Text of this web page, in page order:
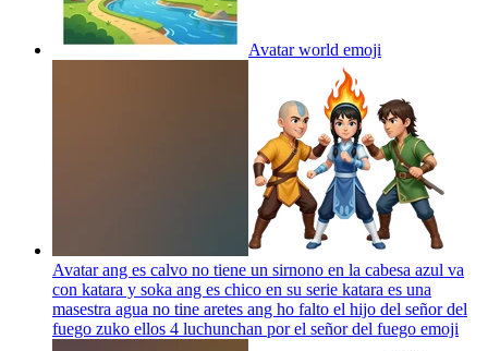
Avatar world emoji
Avatar ang es calvo no tiene un sirnono en la cabesa azul va
con katara y soka ang es chico en su serie katara es una
masestra agua no tine aretes ang ho falto el hijo del señor del
fuego zuko ellos 4 luchunchan por el señor del fuego emoji